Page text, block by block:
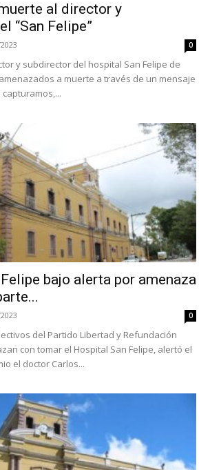
al director y
“San Felipe”
0
y subdirector del hospital San Felipe de
a muerte a través de un mensaje
capturamos,...
bajo alerta por amenaza
0
del Partido Libertad y Refundación
con tomar el Hospital San Felipe, alertó el
el doctor Carlos...